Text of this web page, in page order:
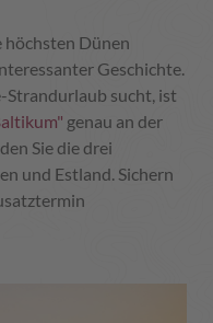
höchsten Dünen
Geschichte.
Strandurlaub sucht, ist
genau an der
Sie die drei
und Estland. Sichern